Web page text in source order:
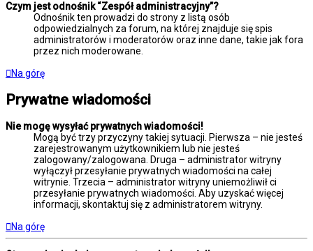
Czym jest odnośnik “Zespół administracyjny”?
Odnośnik ten prowadzi do strony z listą osób
odpowiedzialnych za forum, na której znajduje się spis
administratorów i moderatorów oraz inne dane, takie jak fora
przez nich moderowane.
Na górę
Prywatne wiadomości
Nie mogę wysyłać prywatnych wiadomości!
Mogą być trzy przyczyny takiej sytuacji. Pierwsza – nie jesteś
zarejestrowanym użytkownikiem lub nie jesteś
zalogowany/zalogowana. Druga – administrator witryny
wyłączył przesyłanie prywatnych wiadomości na całej
witrynie. Trzecia – administrator witryny uniemożliwił ci
przesyłanie prywatnych wiadomości. Aby uzyskać więcej
informacji, skontaktuj się z administratorem witryny.
Na górę